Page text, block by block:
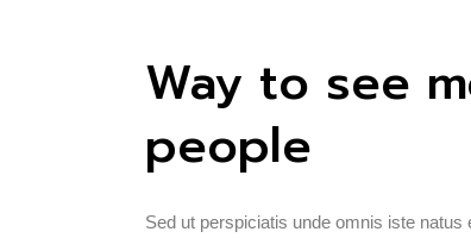
Way to see
people
Sed ut perspiciatis unde omnis iste